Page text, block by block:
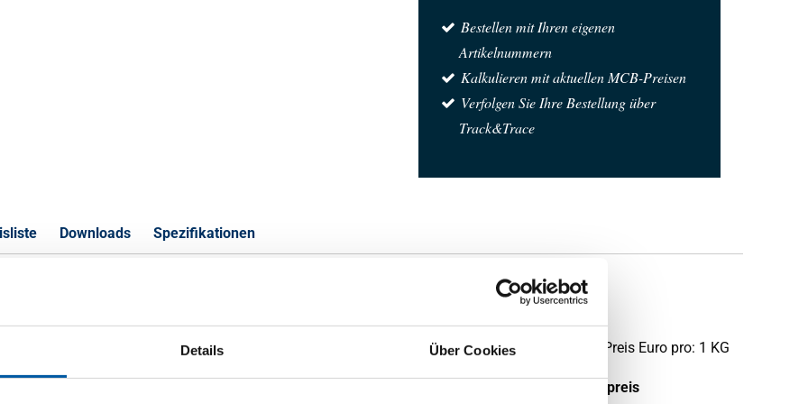
Details Über Cookies
Bestellen mit Ihren eigenen
Artikelnummern
Kalkulieren mit aktuellen MCB-Preisen
Verfolgen Sie Ihre Bestellung über
Track&Trace
Downloads Spezifikationen
Preis Euro pro: 1 KG
Bruttopreis